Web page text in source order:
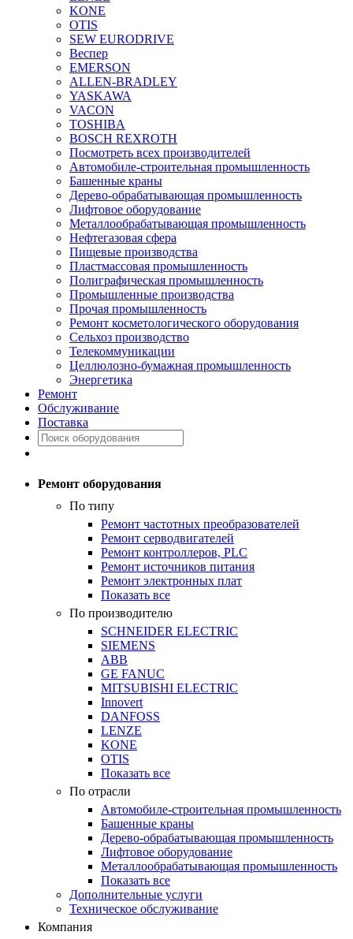
KONE
OTIS
SEW EURODRIVE
Веспер
EMERSON
ALLEN-BRADLEY
YASKAWA
VACON
TOSHIBA
BOSCH REXROTH
Посмотреть всех производителей
Автомобиле-строительная промышленность
Башенные краны
Дерево-обрабатывающая промышленность
Лифтовое оборудование
Металлообрабатывающая промышленность
Нефтегазовая сфера
Пищевые производства
Пластмассовая промышленность
Полиграфическая промышленность
Промышленные производства
Прочая промышленность
Ремонт косметологического оборудования
Сельхоз производство
Телекоммуникации
Целлюлозно-бумажная промышленность
Энергетика
Ремонт
Обслуживание
Поставка
Ремонт оборудования
По типу
Ремонт частотных преобразователей
Ремонт серводвигателей
Ремонт контроллеров, PLC
Ремонт источников питания
Ремонт электронных плат
Показать все
По производителю
SCHNEIDER ELECTRIC
SIEMENS
ABB
GE FANUC
MITSUBISHI ELECTRIC
Innovert
DANFOSS
LENZE
KONE
OTIS
Показать все
По отрасли
Автомобиле-строительная промышленность
Башенные краны
Дерево-обрабатывающая промышленность
Лифтовое оборудование
Металлообрабатывающая промышленность
Показать все
Дополнительные услуги
Техническое обслуживание
Компания